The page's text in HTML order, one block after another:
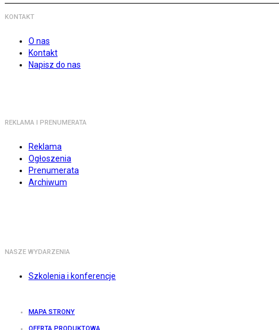
KONTAKT
O nas
Kontakt
Napisz do nas
REKLAMA I PRENUMERATA
Reklama
Ogłoszenia
Prenumerata
Archiwum
NASZE WYDARZENIA
Szkolenia i konferencje
MAPA STRONY